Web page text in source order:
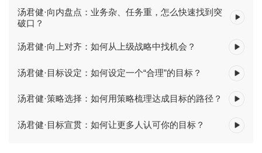
汤君健·向内盘点：业务杂、任务重，怎么快速找到突
破口？
汤君健·向上对齐：如何从上级战略中找机会？
汤君健·目标设定：如何设定一个“合理”的目标？
汤君健·策略选择：如何用策略梳理达成目标的路径？
汤君健·目标宣贯：如何让更多人认可你的目标？